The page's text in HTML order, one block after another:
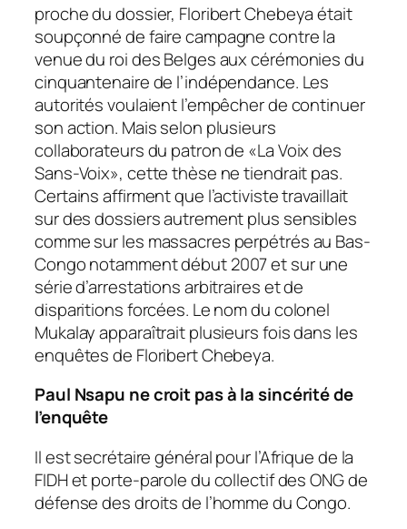
proche du dossier, Floribert Chebeya était
soupçonné de faire campagne contre la
venue du roi des Belges aux cérémonies du
cinquantenaire de l’indépendance. Les
autorités voulaient l’empêcher de continuer
son action. Mais selon plusieurs
collaborateurs du patron de «La Voix des
Sans-Voix», cette thèse ne tiendrait pas.
Certains affirment que l’activiste travaillait
sur des dossiers autrement plus sensibles
comme sur les massacres perpétrés au Bas-
Congo notamment début 2007 et sur une
série d’arrestations arbitraires et de
disparitions forcées. Le nom du colonel
Mukalay apparaîtrait plusieurs fois dans les
enquêtes de Floribert Chebeya.
Paul Nsapu ne croit pas à la sincérité de
l’enquête
Il est secrétaire général pour l’Afrique de la
FIDH et porte-parole du collectif des ONG de
défense des droits de l’homme du Congo.